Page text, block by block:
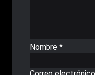
Nombre *